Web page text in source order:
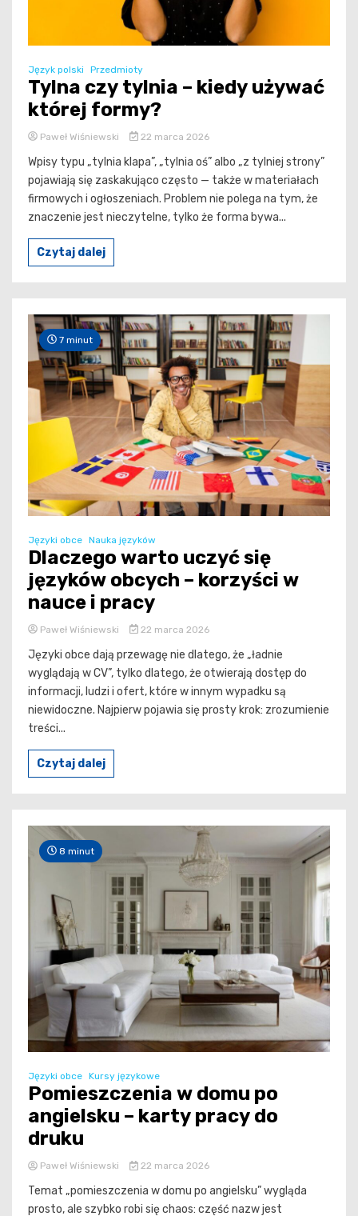
Język polski Przedmioty
Tylna czy tylnia – kiedy używać
której formy?
Paweł Wiśniewski 22 marca 2026
Wpisy typu „tylnia klapa”, „tylnia oś” albo „z tylniej strony”
pojawiają się zaskakująco często — także w materiałach
firmowych i ogłoszeniach. Problem nie polega na tym, że
znaczenie jest nieczytelne, tylko że forma bywa...
Czytaj dalej
7 minut
Języki obce Nauka języków
Dlaczego warto uczyć się
języków obcych – korzyści w
nauce i pracy
Paweł Wiśniewski 22 marca 2026
Języki obce dają przewagę nie dlatego, że „ładnie
wyglądają w CV”, tylko dlatego, że otwierają dostęp do
informacji, ludzi i ofert, które w innym wypadku są
niewidoczne. Najpierw pojawia się prosty krok: zrozumienie
treści...
Czytaj dalej
8 minut
Języki obce Kursy językowe
Pomieszczenia w domu po
angielsku – karty pracy do
druku
Paweł Wiśniewski 22 marca 2026
Temat „pomieszczenia w domu po angielsku” wygląda
prosto, ale szybko robi się chaos: część nazw jest